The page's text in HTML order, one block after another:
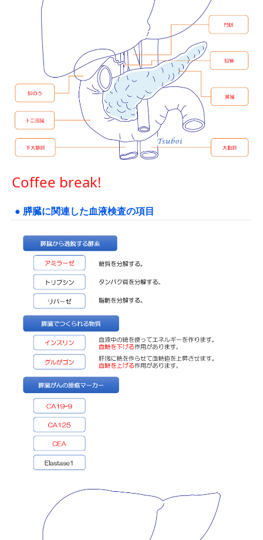
Coffee break!
● 膵臓に関連した血液検査の項目